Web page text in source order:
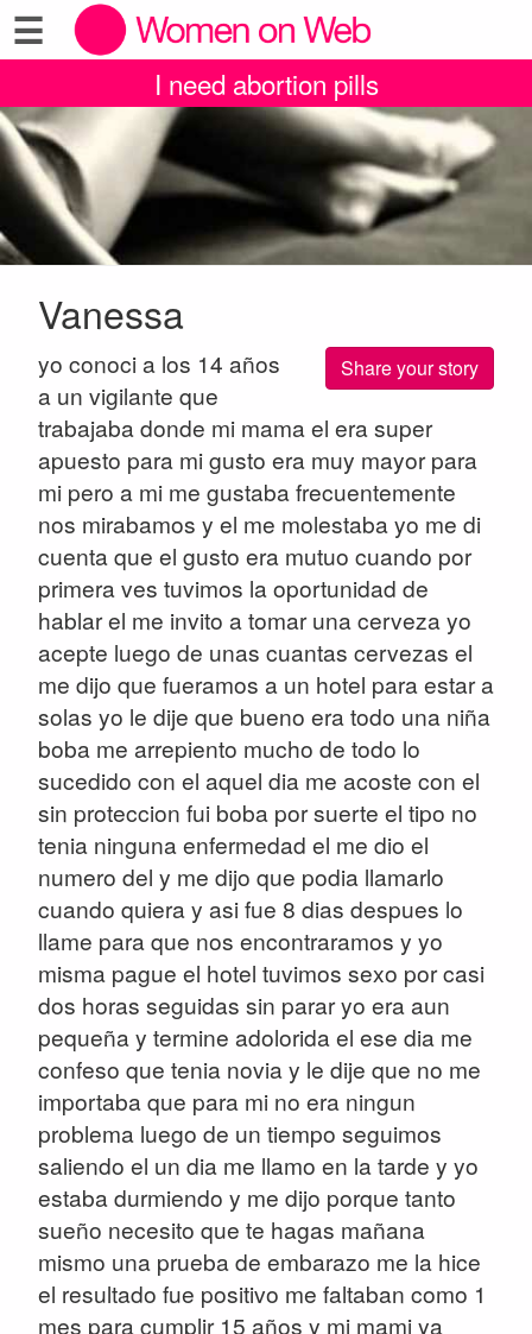
☰
I need abortion pills
Vanessa
Share your story
yo conoci a los 14 años
a un vigilante que
trabajaba donde mi mama el era super
apuesto para mi gusto era muy mayor para
mi pero a mi me gustaba frecuentemente
nos mirabamos y el me molestaba yo me di
cuenta que el gusto era mutuo cuando por
primera ves tuvimos la oportunidad de
hablar el me invito a tomar una cerveza yo
acepte luego de unas cuantas cervezas el
me dijo que fueramos a un hotel para estar a
solas yo le dije que bueno era todo una niña
boba me arrepiento mucho de todo lo
sucedido con el aquel dia me acoste con el
sin proteccion fui boba por suerte el tipo no
tenia ninguna enfermedad el me dio el
numero del y me dijo que podia llamarlo
cuando quiera y asi fue 8 dias despues lo
llame para que nos encontraramos y yo
misma pague el hotel tuvimos sexo por casi
dos horas seguidas sin parar yo era aun
pequeña y termine adolorida el ese dia me
confeso que tenia novia y le dije que no me
importaba que para mi no era ningun
problema luego de un tiempo seguimos
saliendo el un dia me llamo en la tarde y yo
estaba durmiendo y me dijo porque tanto
sueño necesito que te hagas mañana
mismo una prueba de embarazo me la hice
el resultado fue positivo me faltaban como 1
mes para cumplir 15 años y mi mami ya